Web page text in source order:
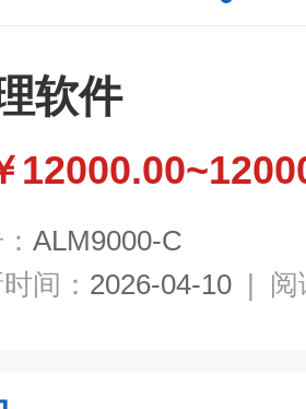
软件
ALM9000-C
间： 2026-04-10 | 阅